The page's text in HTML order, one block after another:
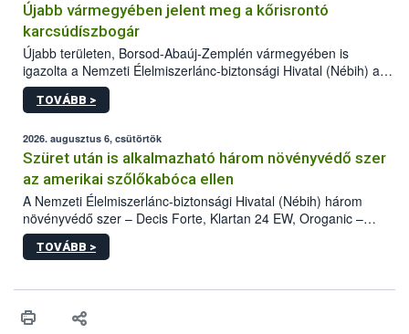
Újabb vármegyében jelent meg a kőrisrontó
karcsúdíszbogár
Újabb területen, Borsod-Abaúj-Zemplén vármegyében is
igazolta a Nemzeti Élelmiszerlánc-biztonsági Hivatal (Nébih) a
kőrisrontó karcsúdíszbogár (Agrilus planipennis) jelenlétét. A
kártevőt nem csak színcsapdában találták meg, de már fertőzött
az intenzív felderítést, emellett az intézkedéseket a szlovák
hatósággal is összehangolják a terjedés megállítása érdekében.
TOVÁBB >
2026. augusztus 6, csütörtök
Szüret után is alkalmazható három növényvédő szer
az amerikai szőlőkabóca ellen
A Nemzeti Élelmiszerlánc-biztonsági Hivatal (Nébih) három
növényvédő szer – Decis Forte, Klartan 24 EW, Oroganic –
engedélyokiratát módosította, így azok a szüretet követően,
egészen a vesszőérettség (BBCH 91) stádiumáig
érésű szőlőkben is legyen lehetőség a károsító elleni további
felhasználók számára is elérhető és ökológiai termesztésben is
TOVÁBB >